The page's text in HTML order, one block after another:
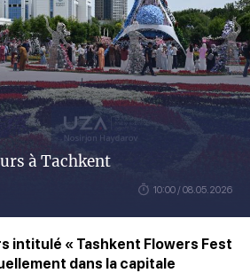
à Tachkent
10:00 / 08.05.2026
intitulé « Tashkent Flowers Fest
dans la capitale